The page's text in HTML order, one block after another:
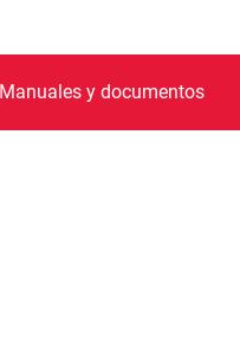
Manuales y documentos